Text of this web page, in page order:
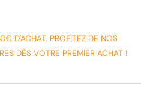
D'ACHAT. PROFITEZ DE NOS
DÈS VOTRE PREMIER ACHAT !